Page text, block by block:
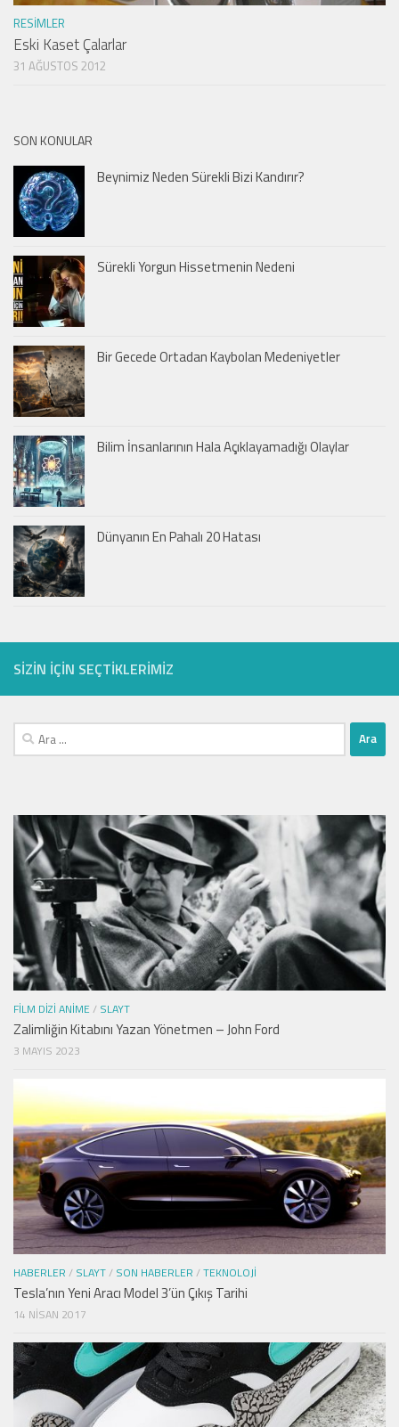
RESIMLER
Eski Kaset Çalarlar
31 AĞUSTOS 2012
SON KONULAR
Beynimiz Neden Sürekli Bizi Kandırır?
Sürekli Yorgun Hissetmenin Nedeni
Bir Gecede Ortadan Kaybolan Medeniyetler
Bilim İnsanlarının Hala Açıklayamadığı Olaylar
Dünyanın En Pahalı 20 Hatası
SIZIN IÇIN SEÇTIKLERIMIZ
Arama:
FILM DIZI ANIME/ SLAYT
Zalimliğin Kitabını Yazan Yönetmen – John Ford
3 MAYIS 2023
HABERLER / SLAYT/ SON HABERLER /TEKNOLOJI
Tesla’nın Yeni Aracı Model 3’ün Çıkış Tarihi
14 NISAN 2017